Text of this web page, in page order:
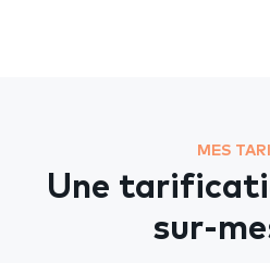
MES
Une
sur-